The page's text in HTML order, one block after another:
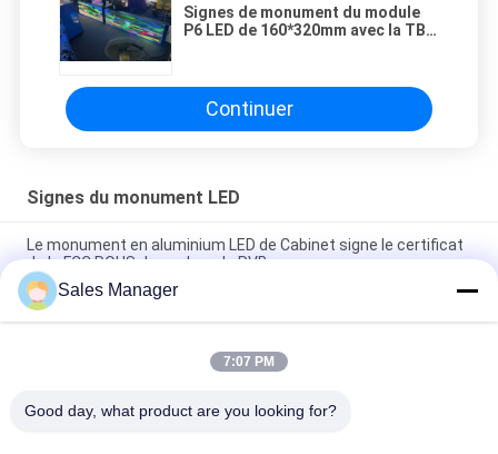
Signes de monument du module
P6 LED de 160*320mm avec la TB
Continuer
Signes du monument LED
Le monument en aluminium LED de Cabinet signe le certificat
de la FCC ROHS de couleur de RVB
Affichage à LED extérieur fixe de l'installation P10 SMD pour la
publicité de panneau d'affichage
Signes réglables du monument LED d'éclat, écran extérieur de
Sales Manager
7:07 PM
Good day, what product are you looking for?